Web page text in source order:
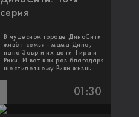
серия
В чудесном городе ДиноСити
живёт семья - мама Дина,
папа Завр и их дети Тира и
Рики. И вот как раз благодаря
шестилетнему Рики жизнь...
01:30